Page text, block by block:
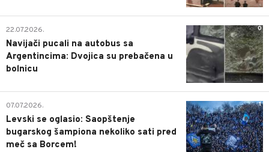
0
22.07.2026.
Navijači pucali na autobus sa
Argentincima: Dvojica su prebačena u
bolnicu
1
07.07.2026.
Levski se oglasio: Saopštenje
bugarskog šampiona nekoliko sati pred
meč sa Borcem!